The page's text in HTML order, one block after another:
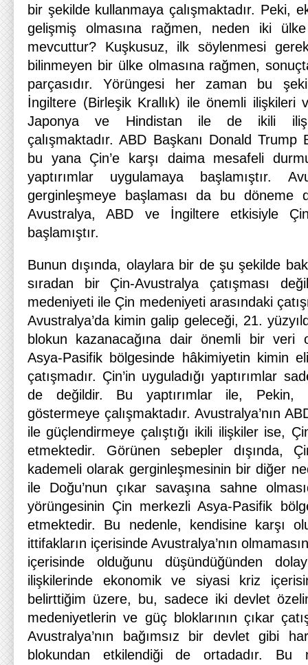
bir şekilde kullanmaya çalışmaktadır. Peki,
gelişmiş olmasına rağmen, neden iki
mevcuttur? Kuşkusuz, ilk söylenmesi
bilinmeyen bir ülke olmasına rağmen,
parçasıdır. Yörüngesi her zaman bu
İngiltere (Birleşik Krallık) ile önemli ilişkileri
Japonya ve Hindistan ile de ikili
çalışmaktadır. ABD Başkanı Donald Trump
bu yana Çin’e karşı daima mesafeli
yaptırımlar uygulamaya başlamıştır.
gerginleşmeye başlaması da bu döneme
Avustralya, ABD ve İngiltere etkisiyle
başlamıştır.
Bunun dışında, olaylara bir de şu şekilde
sıradan bir Çin-Avustralya çatışması
medeniyeti ile Çin medeniyeti arasındaki
Avustralya’da kimin galip geleceği, 21.
blokun kazanacağına dair önemli bir veri
Asya-Pasifik bölgesinde hâkimiyetin kimin
çatışmadır. Çin’in uyguladığı yaptırımlar
de değildir. Bu yaptırımlar ile, Pekin,
göstermeye çalışmaktadır. Avustralya’nın
ile güçlendirmeye çalıştığı ikili ilişkiler ise,
etmektedir. Görünen sebepler dışında,
kademeli olarak gerginleşmesinin bir diğer
ile Doğu’nun çıkar savaşına sahne
yörüngesinin Çin merkezli Asya-Pasifik
etmektedir. Bu nedenle, kendisine karşı
ittifakların içerisinde Avustralya’nın
içerisinde olduğunu düşündüğünden
ilişkilerinde ekonomik ve siyasi kriz
belirttiğim üzere, bu, sadece iki devlet
medeniyetlerin ve güç bloklarının çıkar
Avustralya’nın bağımsız bir devlet gibi
blokundan etkilendiği de ortadadır. Bu